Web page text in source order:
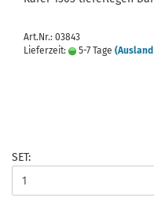
Art.Nr.: 03843
Lieferzeit:
5-7 Tage
SET: